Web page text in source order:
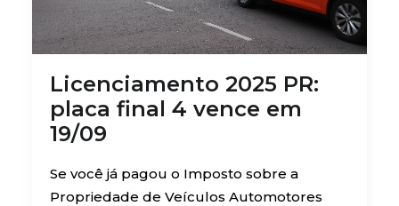
Licenciamento 2025 PR:
placa final 4 vence em
19/09
Se você já pagou o Imposto sobre a
Propriedade de Veículos Automotores